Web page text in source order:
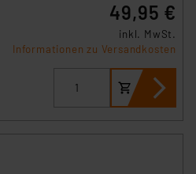
49,95 €
inkl. MwSt.
Informationen zu Versandkosten